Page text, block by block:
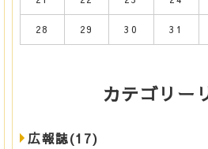
28 29 30 31
カテゴリー
広報誌(17)